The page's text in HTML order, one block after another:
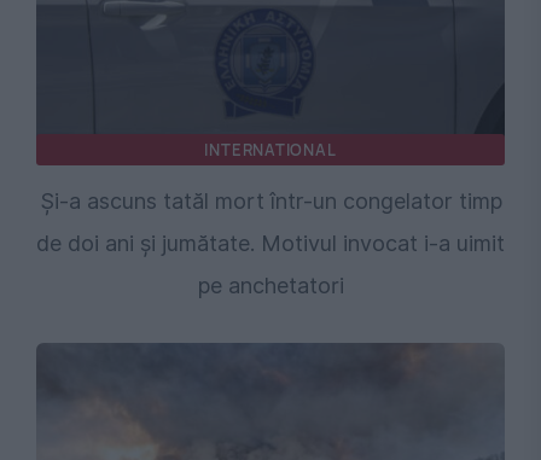
INTERNATIONAL
Și-a ascuns tatăl mort într-un congelator timp
de doi ani și jumătate. Motivul invocat i-a uimit
pe anchetatori